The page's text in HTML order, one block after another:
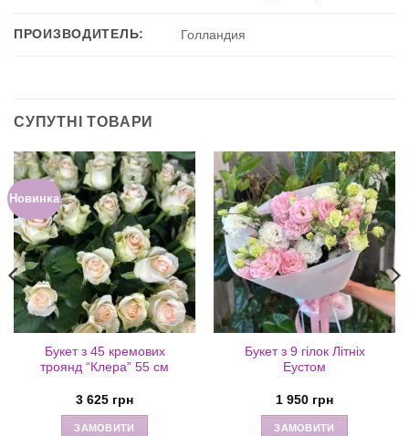
ПРОИЗВОДИТЕЛЬ: Голландия
СУПУТНІ ТОВАРИ
Новинка
Букет з 45 кремових
троянд “Клера” 55 см
3 625 грн
ЗАМОВИТИ
Букет з 9 гілок Літніх
Еустом
1 950 грн
ЗАМОВИТИ